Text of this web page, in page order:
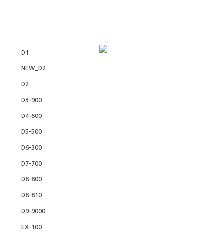
D1
NEW_D2
D2
D3-900
D4-600
D5-500
D6-300
D7-700
D8-800
D8-810
D9-9000
EX-100